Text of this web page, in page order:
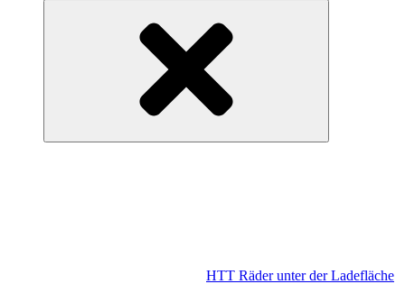
HTT Räder unter der Ladefläche